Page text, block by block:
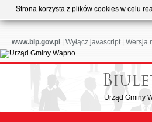
Strona korzysta z plików cookies w celu
www.bip.gov.pl Wyłącz javascript| Wersja
Urząd Gminy